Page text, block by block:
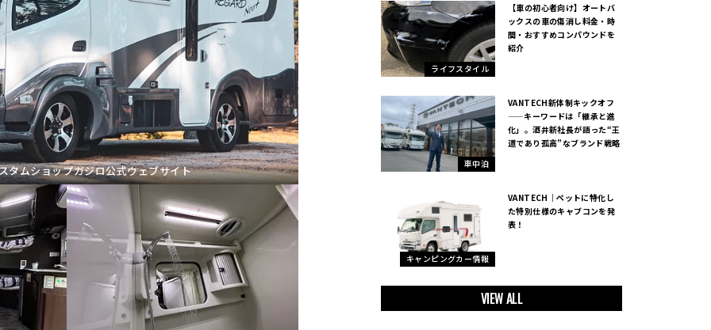
タムショップガジロ公式ウェブサイト
ライフスタイル
【車の初心者向け】オートバ
ックスの車の傷消し料金・時
間・おすすめコンパウンドを
紹介
車中泊
VANTECH新体制キックオフ
——キーワードは「継承と進
化」。酒井新社長が語った“王
道であり孤高”なブランド戦略
キャンピングカー情報
VANTECH｜ペットに特化し
た特別仕様のキャブコンを発
表！
VIEW ALL